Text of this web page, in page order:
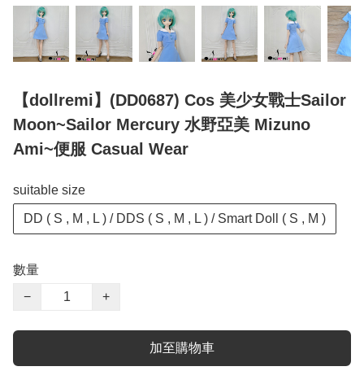
【dollremi】(DD0687) Cos 美少女戰士Sailor
Moon~Sailor Mercury 水野亞美 Mizuno
Ami~便服 Casual Wear
suitable size
DD ( S , M , L ) / DDS ( S , M , L ) / Smart Doll ( S , M )
數量
−
+
加至購物車